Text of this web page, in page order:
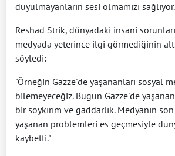
duyulmayanların sesi olmamızı
Reshad Strik, dünyadaki insani
medyada yeterince ilgi görmediğinin
söyledi:
"Örneğin Gazze'de yaşananları sosyal
bilemeyeceğiz. Bugün Gazze'de
bir soykırım ve gaddarlık. Medyanın
yaşanan problemleri es geçmesiyle
kaybetti."